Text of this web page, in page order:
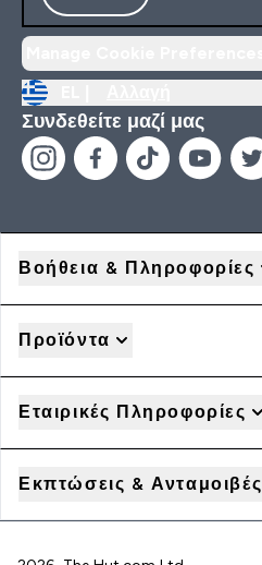
Συνδεθείτε μαζί μας
Βοήθεια & Πληροφορίες
Προϊόντα
Εταιρικές Πληροφορίες
Εκπτώσεις & Ανταμοιβές